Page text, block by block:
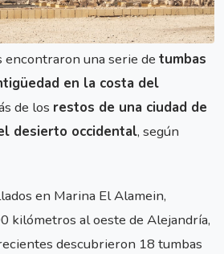
una serie de tumbas
en la costa del
de los restos de una ciudad de
desierto occidental, según
en Marina El Alamein,
kilómetros al oeste de Alejandría,
descubrieron 18 tumbas